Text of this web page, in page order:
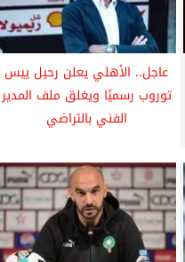
عاجل.. الأهلي يعلن رحيل ييس
توروب رسميًا ويغلق ملف المدير
الفني بالتراضي